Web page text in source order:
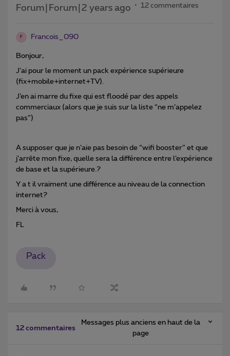
Forum|Forum|2 years ago 12 commentaires
F Francois_090
Bonjour,
J’ai pour le moment un pack expérience supérieure
(fix+mobile+internet+TV).
J’en ai marre du fixe qui est floodé par des appels
commerciaux (alors que je suis sur la liste “ne m’appelez
pas”)
A supposer que je n’aie pas besoin de “wifi booster” et que
j’arrête mon fixe, quelle sera la différence entre l’expérience
de base et la supérieure.?
Y a t il vraiment une différence au niveau de la connection
internet?
Merci à vous,
FL
Pack
12 commentaires
Messages plus anciens en haut de la
page